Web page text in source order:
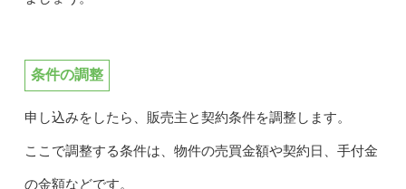
条件の調整
申し込みをしたら、販売主と契約条件を調整します。
ここで調整する条件は、物件の売買金額や契約日、手付金
の金額などです。